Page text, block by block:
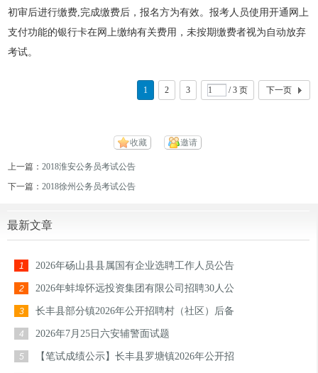
初审后进行缴费,完成缴费后，报名方为有效。报考人员使用开通网上
支付功能的银行卡在网上缴纳有关费用，未按期缴费者视为自动放弃
考试。
1 2 3 / 3 页 下一页
收藏 邀请
上一篇：2018淮安公务员考试公告
下一篇：2018徐州公务员考试公告
最新文章
1 2026年砀山县县属国有企业选聘工作人员公告
2 2026年蚌埠怀远投资集团有限公司招聘30人公
3 长丰县部分镇2026年公开招聘村（社区）后备
4 2026年7月25日六安辅警面试题
5 【笔试成绩公示】长丰县罗塘镇2026年公开招